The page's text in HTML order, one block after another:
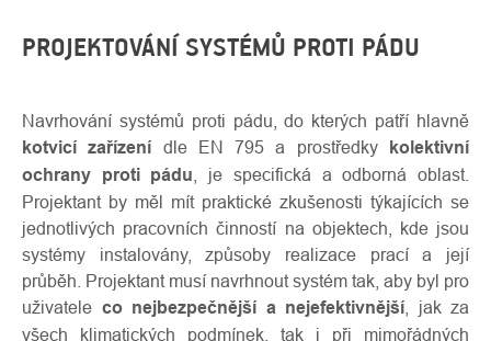
PROJEKTOVÁNÍ SYSTÉMŮ PROTI PÁDU
Navrhování systémů proti pádu, do kterých patří hlavně
kotvicí zařízení dle EN 795 a prostředky kolektivní
ochrany proti pádu , je specifická a odborná oblast.
Projektant by měl mít praktické zkušenosti týkajících se
jednotlivých pracovních činností na objektech, kde jsou
systémy instalovány, způsoby realizace prací a její
průběh. Projektant musí navrhnout systém tak, aby byl pro
uživatele co nejbezpečnější a nejefektivnější , jak za
všech klimatických podmínek, tak i při mimořádných